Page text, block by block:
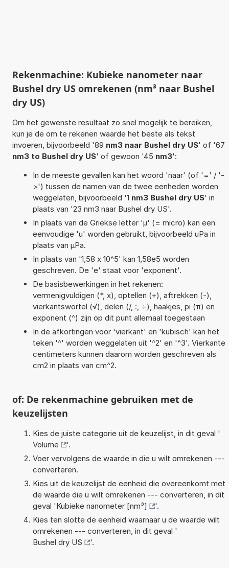
Rekenmachine: Kubieke nanometer naar
Bushel dry US omrekenen (nm³ naar Bushel
dry US)
Om het gewenste resultaat zo snel mogelijk te bereiken,
kun je de om te rekenen waarde het beste als tekst
invoeren, bijvoorbeeld '89 nm3 naar Bushel dry US' of '67
nm3 to Bushel dry US' of gewoon '45 nm3':
In de meeste gevallen kan het woord 'naar' (of '=' / '-
>') tussen de namen van de twee eenheden worden
weggelaten, bijvoorbeeld '1 nm3 Bushel dry US' in
plaats van '23 nm3 naar Bushel dry US'.
In plaats van de Griekse letter 'µ' (= micro) kan een
eenvoudige 'u' worden gebruikt, bijvoorbeeld uPa in
plaats van µPa.
In plaats van '1,58 x 10^5' kan 1,58e5 worden
geschreven. De 'e' staat voor 'exponent'.
De basisbewerkingen in het rekenen:
vermenigvuldigen (*, x), optellen (+), aftrekken (-),
vierkantswortel (√), delen (/, :, ÷), haakjes, pi (π) en
exponent (^) zijn op dit punt allemaal toegestaan
In de afkortingen voor 'vierkant' en 'kubisch' kan het
teken '^' worden weggelaten uit '^2' en '^3'. Vierkante
centimeters kunnen daarom worden geschreven als
cm2 in plaats van cm^2.
of: De rekenmachine gebruiken met de
keuzelijsten
Kies de juiste categorie uit de keuzelijst, in dit geval '
Volume
'.
Voer vervolgens de waarde in die u wilt omrekenen ---
converteren.
Kies uit de keuzelijst de eenheid die overeenkomt met
de waarde die u wilt omrekenen --- converteren, in dit
geval 'Kubieke nanometer [nm³]
'.
Kies ten slotte de eenheid waarnaar u de waarde wilt
omrekenen --- converteren, in dit geval '
Bushel dry US
'.